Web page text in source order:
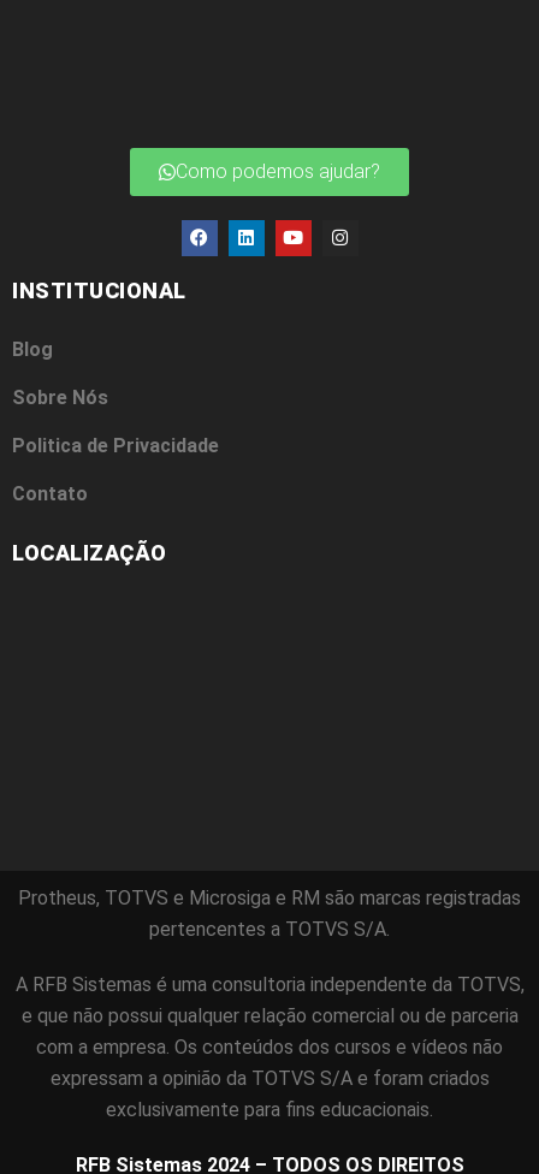
Como podemos ajudar?
INSTITUCIONAL
Blog
Sobre Nós
Politica de Privacidade
Contato
LOCALIZAÇÃO
Protheus, TOTVS e Microsiga e RM são marcas registradas
pertencentes a TOTVS S/A.
A RFB Sistemas é uma consultoria independente da TOTVS,
e que não possui qualquer relação comercial ou de parceria
com a empresa. Os conteúdos dos cursos e vídeos não
expressam a opinião da TOTVS S/A e foram criados
exclusivamente para fins educacionais.
RFB Sistemas 2024 – TODOS OS DIREITOS